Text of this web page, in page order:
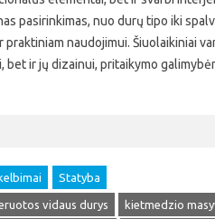
pasirinkimas, nuo durų tipo iki
naudojimui. Šiuolaikiniai
ir jų dizainui, pritaikymo
Statyba
vidaus durys
kietmedzio